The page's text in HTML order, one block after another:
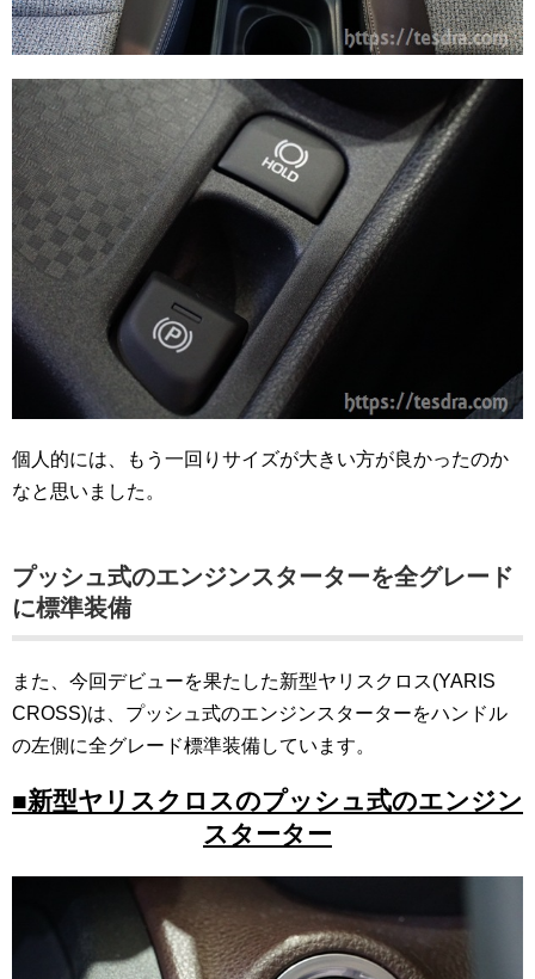
個人的には、もう一回りサイズが大きい方が良かったのか
なと思いました。
プッシュ式のエンジンスターターを全グレード
に標準装備
また、今回デビューを果たした新型ヤリスクロス(YARIS
CROSS)は、プッシュ式のエンジンスターターをハンドル
の左側に全グレード標準装備しています。
■新型ヤリスクロスのプッシュ式のエンジン
スターター